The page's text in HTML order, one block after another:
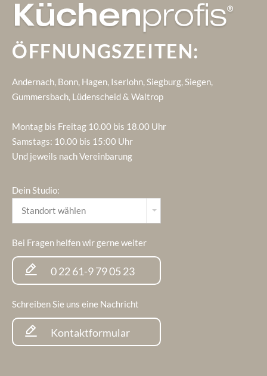
ÖFFNUNGSZEITEN:
Andernach, Bonn, Hagen, Iserlohn, Siegburg, Siegen,
Gummersbach, Lüdenscheid & Waltrop
Montag bis Freitag 10.00 bis 18.00 Uhr
Samstags: 10.00 bis 15:00 Uhr
Und jeweils nach Vereinbarung
Dein Studio:
Bei Fragen helfen wir gerne weiter
0 22 61-9 79 05 23
Schreiben Sie uns eine Nachricht
Kontaktformular